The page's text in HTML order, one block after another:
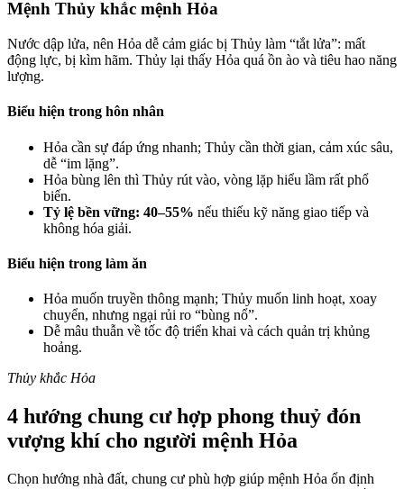
Mệnh Thủy khắc mệnh Hỏa
Nước dập lửa, nên Hỏa dễ cảm giác bị Thủy làm “tắt lửa”: mất
động lực, bị kìm hãm. Thủy lại thấy Hỏa quá ồn ào và tiêu hao năng
lượng.
Biểu hiện trong hôn nhân
Hỏa cần sự đáp ứng nhanh; Thủy cần thời gian, cảm xúc sâu,
dễ “im lặng”.
Hỏa bùng lên thì Thủy rút vào, vòng lặp hiểu lầm rất phổ
biến.
Tỷ lệ bền vững: 40–55% nếu thiếu kỹ năng giao tiếp và
không hóa giải.
Biểu hiện trong làm ăn
Hỏa muốn truyền thông mạnh; Thủy muốn linh hoạt, xoay
chuyển, nhưng ngại rủi ro “bùng nổ”.
Dễ mâu thuẫn về tốc độ triển khai và cách quản trị khủng
hoảng.
Thủy khắc Hỏa
4 hướng chung cư hợp phong thuỷ đón
vượng khí cho người mệnh Hỏa
Chọn hướng nhà đất, chung cư phù hợp giúp mệnh Hỏa ổn định